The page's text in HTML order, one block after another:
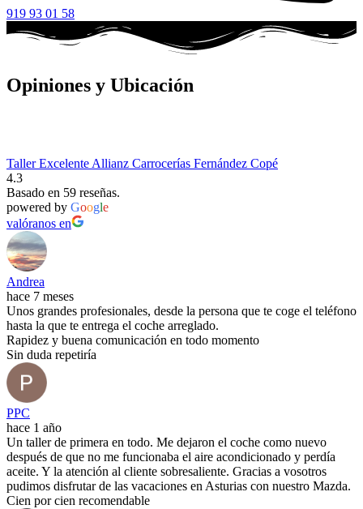
919 93 01 58
Opiniones y Ubicación
Taller Excelente Allianz Carrocerías Fernández Copé
4.3
Basado en 59 reseñas.
powered by Google
valóranos en
Andrea
hace 7 meses
Unos grandes profesionales, desde la persona que te coge el teléfono
hasta la que te entrega el coche arreglado.
Rapidez y buena comunicación en todo momento
Sin duda repetiría
PPC
hace 1 año
Un taller de primera en todo. Me dejaron el coche como nuevo
después de que no me funcionaba el aire acondicionado y perdía
aceite. Y la atención al cliente sobresaliente. Gracias a vosotros
pudimos disfrutar de las vacaciones en Asturias con nuestro Mazda.
Cien por cien recomendable